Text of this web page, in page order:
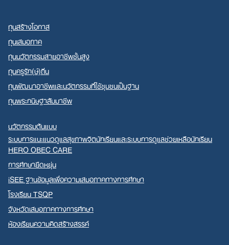
ทุนสร้างโอกาส
ทุนเสมอภาค
ทุนนวัตกรรมสายอาชีพชั้นสูง
ทุนครูรัก(ษ์)ถิ่น
ทุนพัฒนาอาชีพและนวัตกรรมที่ใช้ชุมชนเป็นฐาน
ทุนพระกนิษฐาสัมมาชีพ
นวัตกรรมต้นแบบ
ระบบการแนะแนวดูแลสุขภาพจิตนักเรียนและระบบการดูแลช่วยเหลือนักเรียน
HERO OBEC CARE
การศึกษายืดหยุ่น
iSEE ฐานข้อมูลเพื่อความเสมอภาคทางการศึกษา
โรงเรียน TSQP
จังหวัดเสมอภาคทางการศึกษา
ห้องเรียนความคิดสร้างสรรค์